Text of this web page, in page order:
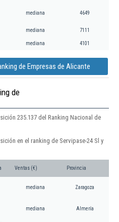
mediana 4649
mediana 7111
mediana 4101
de Empresas de Alicante
de
235.137 del Ranking Nacional de
en el ranking de Servipase-24 Sl y
Ventas (€) Provincia
mediana Zaragoza
mediana Almería